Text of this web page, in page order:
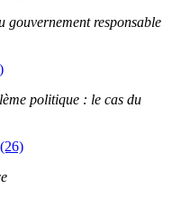
gouvernement responsable
politique : le cas du